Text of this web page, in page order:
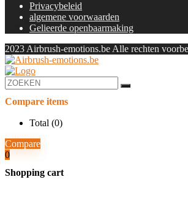
Privacybeleid
algemene voorwaarden
Gelieerde openbaarmaking
2023 Airbrush-emotions.be Alle rechten
Compare items
Total (0)
Compare
0
Shopping cart